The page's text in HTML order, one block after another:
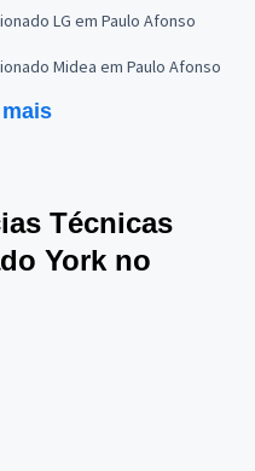
LG em Paulo Afonso
Midea em Paulo Afonso
Técnicas
York no